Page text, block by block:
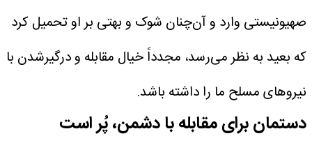
صهیونیستی وارد و آن‌چنان شوک و بهتی بر او تحمیل کرد
که بعید به نظر می‌رسد، مجدداً خیال مقابله و درگیرشدن با
نیروهای مسلح ما را داشته باشد.
دستمان برای مقابله با دشمن، پُر است